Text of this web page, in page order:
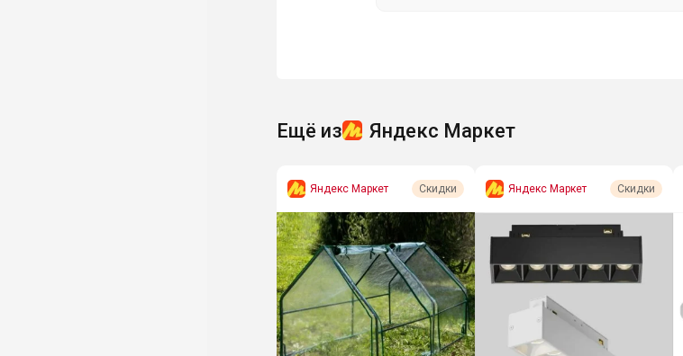
Ещё из Яндекс Маркет
Яндекс Маркет Скидки Яндекс Маркет Скидки